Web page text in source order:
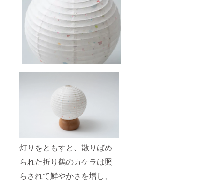
灯りをともすと、散りばめ
られた折り鶴のカケラは照
らされて鮮やかさを増し、